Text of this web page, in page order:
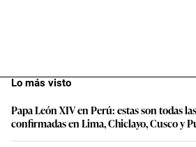
Lo más visto
Papa León XIV en Perú: estas son todas
confirmadas en Lima, Chiclayo, Cusco y